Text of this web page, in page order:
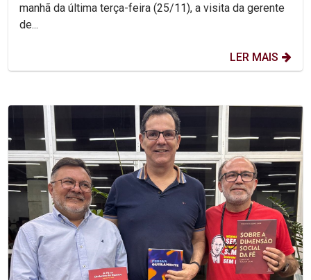
manhã da última terça-feira (25/11), a visita da gerente
de...
LER MAIS